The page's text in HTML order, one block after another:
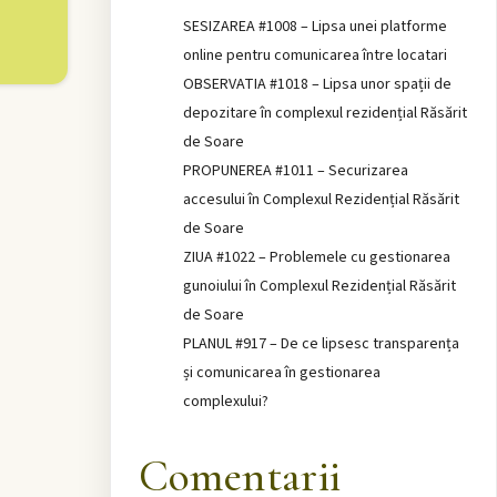
SESIZAREA #1008 – Lipsa unei platforme
online pentru comunicarea între locatari
OBSERVATIA #1018 – Lipsa unor spații de
depozitare în complexul rezidențial Răsărit
de Soare
PROPUNEREA #1011 – Securizarea
accesului în Complexul Rezidențial Răsărit
de Soare
ZIUA #1022 – Problemele cu gestionarea
gunoiului în Complexul Rezidențial Răsărit
de Soare
PLANUL #917 – De ce lipsesc transparența
și comunicarea în gestionarea
complexului?
Comentarii